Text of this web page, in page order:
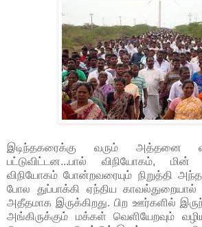
இடிந்தகரைக்கு வரும் அத்தனை
பட்டுவிட்டன...பால் விநியோகம், மின்
விநியோகம் போன்றவரையும் நிறுத்தி
போல துப்பாக்கி ஏந்திய காவல்துறையால்
அதீதமாக இருக்கிறது. பிற ஊர்களில்
அங்கிருக்கும் மக்கள் வெளியேறவும்